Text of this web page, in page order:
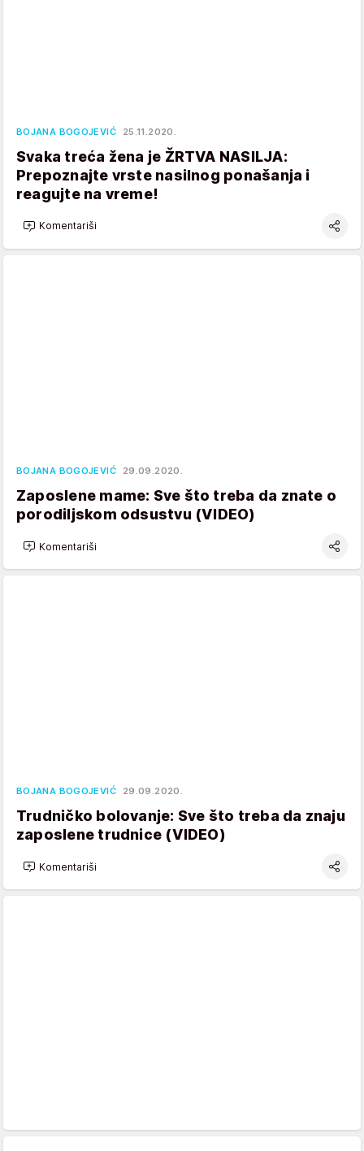
BOJANA BOGOJEVIĆ 25.11.2020.
Svaka treća žena je ŽRTVA NASILJA:
Prepoznajte vrste nasilnog ponašanja i
reagujte na vreme!
Komentariši
BOJANA BOGOJEVIĆ 29.09.2020.
Zaposlene mame: Sve što treba da znate o
porodiljskom odsustvu (VIDEO)
Komentariši
BOJANA BOGOJEVIĆ 29.09.2020.
Trudničko bolovanje: Sve što treba da znaju
zaposlene trudnice (VIDEO)
Komentariši